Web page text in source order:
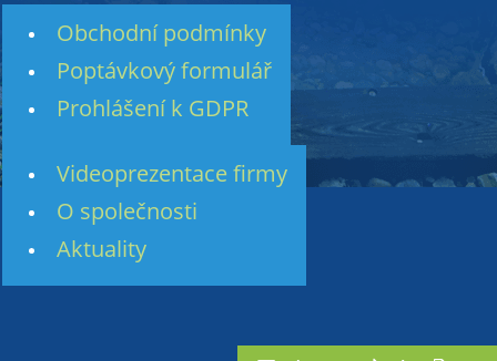
Obchodní podmínky
Poptávkový formulář
Prohlášení k GDPR
Videoprezentace firmy
O společnosti
Aktuality